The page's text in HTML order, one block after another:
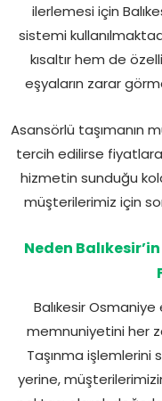
ilerlemesi için
sistemi
kısaltır hem de
eşyaların zarar
Asansörlü taşımanın
tercih edilirse fiyatlara
hizmetin sunduğu
müşterilerimiz için
Neden
Balıkesir
memnuniyetini her
Taşınma
yerine,